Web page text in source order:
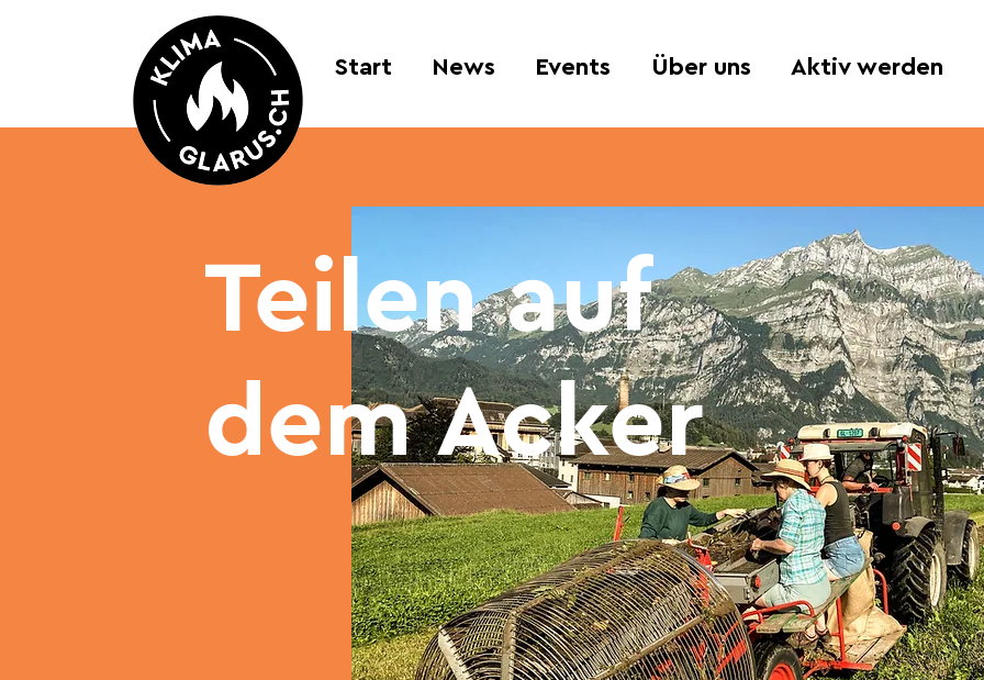
Start News Events Über uns Aktiv werden
Teilen auf
dem Acker